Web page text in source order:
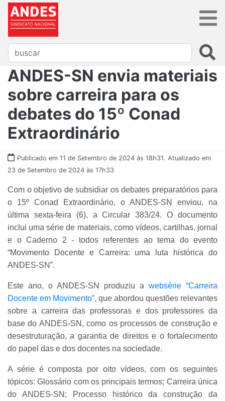
ANDES-SN envia materiais
sobre carreira para os
debates do 15º Conad
Extraordinário
Publicado em 11 de Setembro de 2024 às 18h31. Atualizado em
23 de Setembro de 2024 às 17h33
Com o objetivo de subsidiar os debates preparatórios para
o 15º Conad Extraordinário, o ANDES-SN enviou, na
última sexta-feira (6), a Circular 383/24. O documento
inclui uma série de materiais, como vídeos, cartilhas, jornal
e o Caderno 2 - todos referentes ao tema do evento
“Movimento Docente e Carreira: uma luta histórica do
ANDES-SN”.
Este ano, o ANDES-SN produziu a websérie “Carreira
Docente em Movimento”, que abordou questões relevantes
sobre a carreira das professoras e dos professores da
base do ANDES-SN, como os processos de construção e
desestruturação, a garantia de direitos e o fortalecimento
do papel das e dos docentes na sociedade.
A série é composta por oito vídeos, com os seguintes
tópicos: Glossário com os principais termos; Carreira única
do ANDES-SN; Processo histórico da construção da